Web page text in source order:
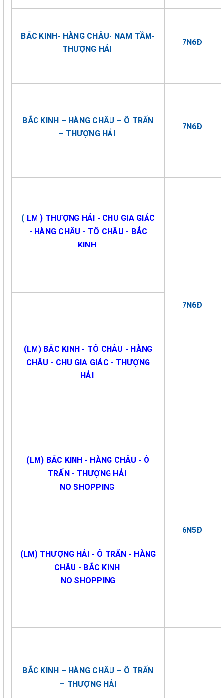
BẮC KINH- HÀNG CHÂU- NAM TẦM-
THƯỢNG HẢI
7N6Đ
BẮC KINH – HÀNG CHÂU – Ô TRẤN
– THƯỢNG HẢI
7N6Đ
( LM ) THƯỢNG HẢI - CHU GIA GIÁC
- HÀNG CHÂU - TÔ CHÂU - BẮC
KINH
7N6Đ
(LM) BẮC KINH - TÔ CHÂU - HÀNG
CHÂU - CHU GIA GIÁC - THƯỢNG
HẢI
(LM) BẮC KINH - HÀNG CHÂU - Ô
TRẤN - THƯỢNG HẢI
NO SHOPPING
6N5Đ
(LM) THƯỢNG HẢI - Ô TRẤN - HÀNG
CHÂU - BẮC KINH
NO SHOPPING
BẮC KINH – HÀNG CHÂU – Ô TRẤN
– THƯỢNG HẢI